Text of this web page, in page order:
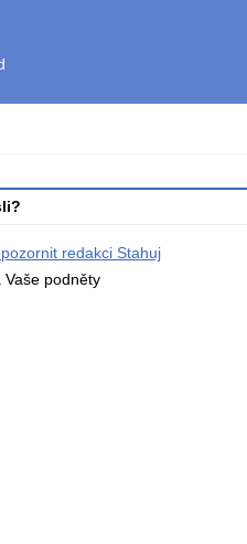
antivirem
redakci Stahuj
Vaše podněty